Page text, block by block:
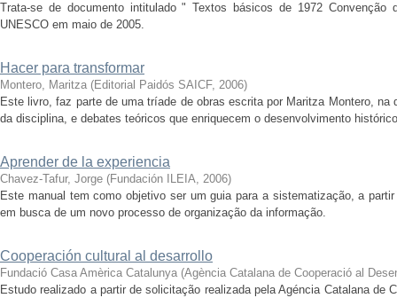
Trata-se de documento intitulado " Textos básicos de 1972 Convenção
UNESCO em maio de 2005.
Hacer para transformar
Montero, Maritza (Editorial Paidós SAICF, 2006)
Este livro, faz parte de uma tríade de obras escrita por Maritza Montero, na
da disciplina, e debates teóricos que enriquecem o desenvolvimento
Aprender de la experiencia
Chavez-Tafur, Jorge (Fundación ILEIA, 2006)
Este manual tem como objetivo ser um guia para a sistematização, a
em busca de um novo processo de organização da informação.
Cooperación cultural al desarrollo
Fundació Casa Amèrica Catalunya (Agència Catalana de Cooperació al
Estudo realizado a partir de solicitação realizada pela Agéncia Catalana de